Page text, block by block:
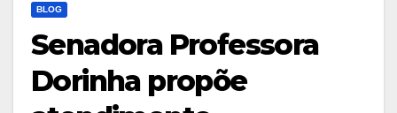
BLOG
Senadora Professora
Dorinha propõe